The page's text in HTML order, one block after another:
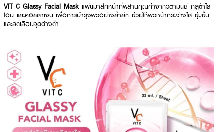
VIT C Glassy Facial Mask แผ่นมาส์กหน้าที่ผสานคุณค่าจากวิตามินซี กลูต้าไธ
โอน และคอลลาเจน เพื่อการบำรุงผิวอย่างล้ำลึก ช่วยให้ผิวหน้ากระจ่างใส ชุ่มชื้น
และลดเลือนจุดด่างดำ